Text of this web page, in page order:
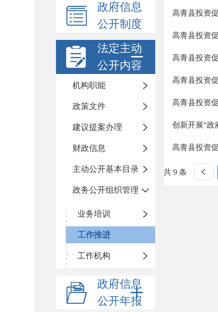
政府信息
公开制度
法定主动
公开内容
机构职能
政策文件
建议提案办理
财政信息
主动公开基本目录
政务公开组织管理
业务培训
工作推进
工作机构
政府信息
公开年报
高青县投资
高青县投资
高青县投资
高青县投资
高青县投资
创新开展“政
高青县投资
共 9 条